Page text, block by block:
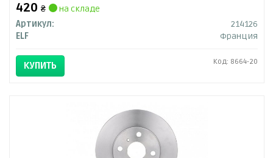
420 ₴
на складе
Артикул:
214126
ELF
Франция
КУПИТЬ Код: 8664-20